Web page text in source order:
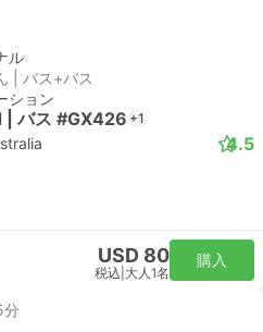
ル
| バス+バス
ション
| バス #GX426 +1
4.5
USD 80
税込 大人1名
購入
分